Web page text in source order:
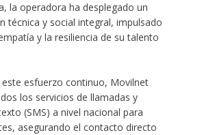
la operadora ha desplegado un
técnica y social integral, impulsado
y la resiliencia de su talento
esfuerzo continuo, Movilnet
los servicios de llamadas y
(SMS) a nivel nacional para
asegurando el contacto directo